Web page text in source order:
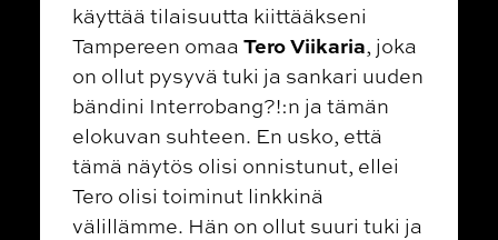
käyttää tilaisuutta kiittääkseni
Tampereen omaa Tero Viikaria, joka
on ollut pysyvä tuki ja sankari uuden
bändini Interrobang?!:n ja tämän
elokuvan suhteen. En usko, että
tämä näytös olisi onnistunut, ellei
Tero olisi toiminut linkkinä
välillämme. Hän on ollut suuri tuki ja